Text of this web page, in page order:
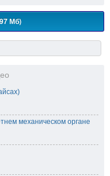
Мб)
механическом органе